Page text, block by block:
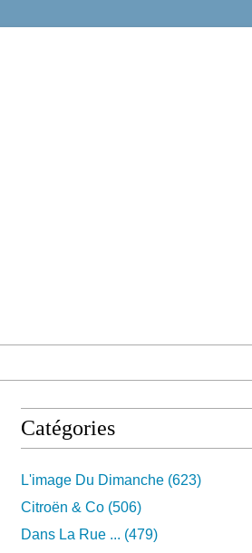
Catégories
L'image Du Dimanche (623)
Citroën & Co (506)
Dans La Rue ... (479)